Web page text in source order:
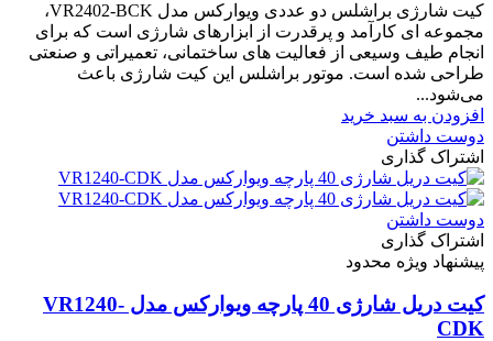
کیت شارژی براشلس دو عددی ویوارکس مدل VR2402-BCK،
مجموعه ای کارآمد و پرقدرت از ابزارهای شارژی است که برای
انجام طیف وسیعی از فعالیت های ساختمانی، تعمیراتی و صنعتی
طراحی شده است. موتور براشلس این کیت شارژی باعث
می‌شود...
افزودن به سبد خرید
دوست داشتن
اشتراک گذاری
دوست داشتن
اشتراک گذاری
پیشنهاد ویژه محدود
کیت دریل شارژی 40 پارچه ویوارکس مدل VR1240-
CDK